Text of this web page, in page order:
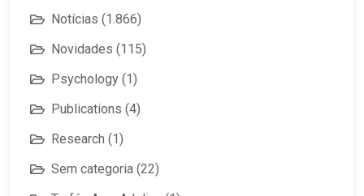
Notícias (1.866)
Novidades (115)
Psychology (1)
Publications (4)
Research (1)
Sem categoria (22)